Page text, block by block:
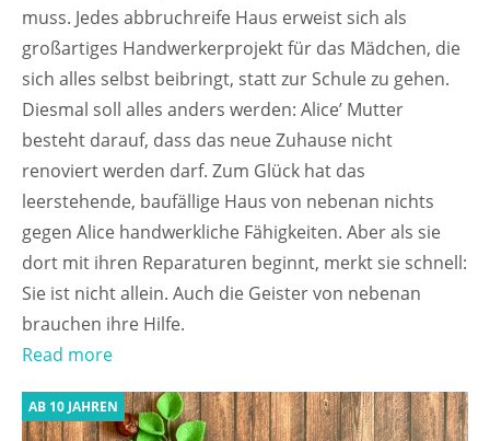
muss. Jedes abbruchreife Haus erweist sich als
großartiges Handwerkerprojekt für das Mädchen, die
sich alles selbst beibringt, statt zur Schule zu gehen.
Diesmal soll alles anders werden: Alice’ Mutter
besteht darauf, dass das neue Zuhause nicht
renoviert werden darf. Zum Glück hat das
leerstehende, baufällige Haus von nebenan nichts
gegen Alice handwerkliche Fähigkeiten. Aber als sie
dort mit ihren Reparaturen beginnt, merkt sie schnell:
Sie ist nicht allein. Auch die Geister von nebenan
brauchen ihre Hilfe.
Read more
AB 10 JAHREN